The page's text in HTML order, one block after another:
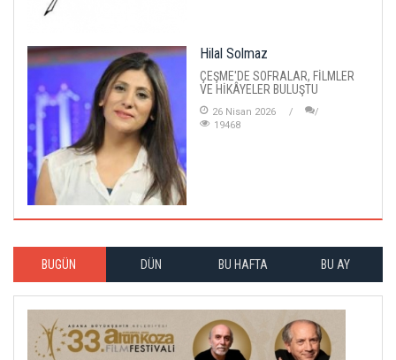
Hilal Solmaz
ÇEŞME'DE SOFRALAR, FİLMLER
VE HİKÂYELER BULUŞTU
26 Nisan 2026
19468
BUGÜN DÜN BU HAFTA BU AY